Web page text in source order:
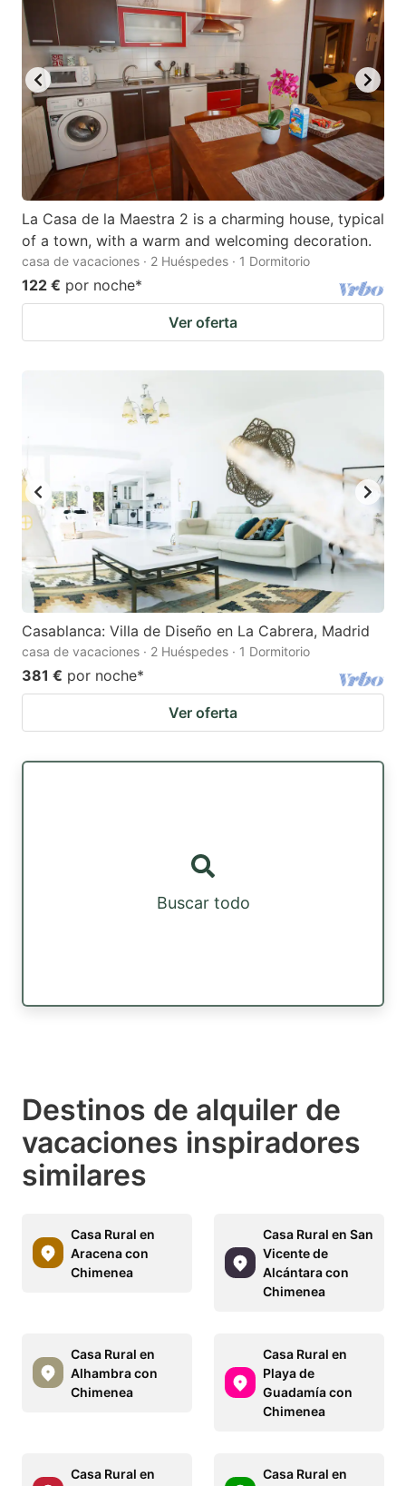
La Casa de la Maestra 2 is a charming house, typical
of a town, with a warm and welcoming decoration.
casa de vacaciones · 2 Huéspedes · 1 Dormitorio
122 € por noche*
Ver oferta
Casablanca: Villa de Diseño en La Cabrera, Madrid
casa de vacaciones · 2 Huéspedes · 1 Dormitorio
381 € por noche*
Ver oferta
Buscar todo
Destinos de alquiler de
vacaciones inspiradores
similares
Casa Rural en
Aracena con
Chimenea
Casa Rural en San
Vicente de
Alcántara con
Chimenea
Casa Rural en
Alhambra con
Chimenea
Casa Rural en
Playa de
Guadamía con
Chimenea
Casa Rural en
Casa Rural en